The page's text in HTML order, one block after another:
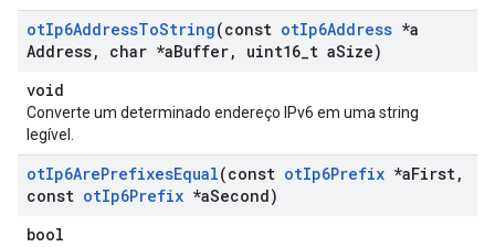
otIp6AddressToString(const otIp6Address *a
Address, char *aBuffer, uint16 t aSize)
void
Converte um determinado endereço IPv6 em uma string
legível.
otIp6ArePrefixesEqual(const otIp6Prefix *aFirst,
const otIp6Prefix *aSecond)
bool